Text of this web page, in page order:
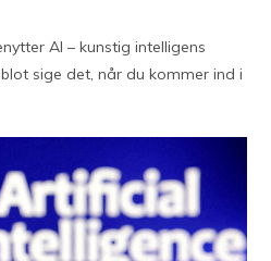
AI – kunstig intelligens
sige det, når du kommer ind i